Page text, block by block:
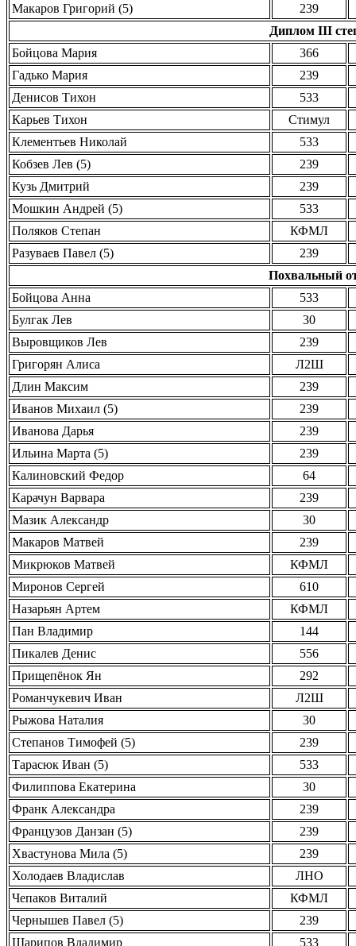
Макаров Григорий (5)
239
Диплом III
Бойцова Мария
366
Гадько Мария
239
Денисов Тихон
533
Карьев Тихон
Стимул
Клементьев Николай
533
Кобзев Лев (5)
239
Кузь Дмитрий
239
Мошкин Андрей (5)
533
Поляков Степан
КФМЛ
Разуваев Павел (5)
239
Похвальный
Бойцова Анна
533
Булгак Лев
30
Выровщиков Лев
239
Григорян Алиса
Л2Ш
Длин Максим
239
Иванов Михаил (5)
239
Иванова Дарья
239
Ильина Марта (5)
239
Калиновский Федор
64
Карачун Варвара
239
Мазик Александр
30
Макаров Матвей
239
Микрюков Матвей
КФМЛ
Миронов Сергей
610
Назарьян Артем
КФМЛ
Пан Владимир
144
Пикалев Денис
556
Прищепёнок Ян
292
Романчукевич Иван
Л2Ш
Рыжова Наталия
30
Степанов Тимофей (5)
239
Тарасюк Иван (5)
533
Филиппова Екатерина
30
Франк Александра
239
Французов Данзан (5)
239
Хвастунова Мила (5)
239
Холодаев Владислав
ЛНО
Чепаков Виталий
КФМЛ
Чернышев Павел (5)
239
Шарипов Владимир
533